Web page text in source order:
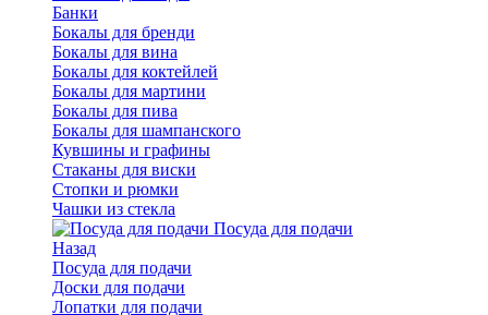
Банки
Бокалы для бренди
Бокалы для вина
Бокалы для коктейлей
Бокалы для мартини
Бокалы для пива
Бокалы для шампанского
Кувшины и графины
Стаканы для виски
Стопки и рюмки
Чашки из стекла
Посуда для подачи
Назад
Посуда для подачи
Доски для подачи
Лопатки для подачи